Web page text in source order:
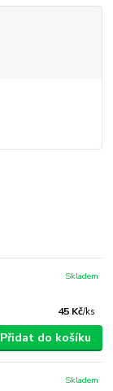
45 Kč/ks
Skladem
Přidat do košíku
Skladem